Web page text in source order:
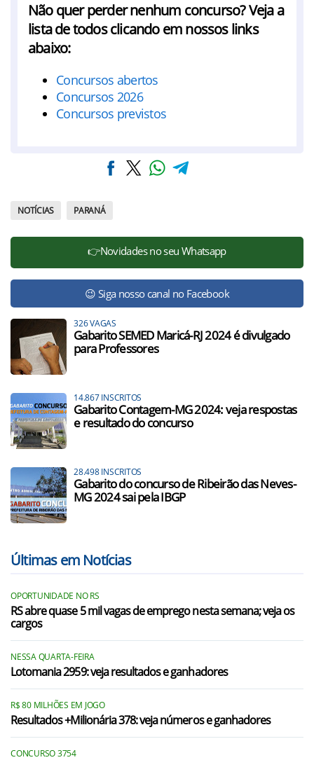
Não quer perder nenhum concurso? Veja a
lista de todos clicando em nossos links
abaixo:
Concursos abertos
Concursos 2026
Concursos previstos
NOTÍCIAS PARANÁ
👉Novidades no seu Whatsapp
😉 Siga nosso canal no Facebook
326 VAGAS
Gabarito SEMED Maricá-RJ 2024 é divulgado
para Professores
14.867 INSCRITOS
Gabarito Contagem-MG 2024: veja respostas
e resultado do concurso
28.498 INSCRITOS
Gabarito do concurso de Ribeirão das Neves-
MG 2024 sai pela IBGP
Últimas em Notícias
OPORTUNIDADE NO RS
RS abre quase 5 mil vagas de emprego nesta semana; veja os
cargos
NESSA QUARTA-FEIRA
Lotomania 2959: veja resultados e ganhadores
R$ 80 MILHÕES EM JOGO
Resultados +Milionária 378: veja números e ganhadores
CONCURSO 3754